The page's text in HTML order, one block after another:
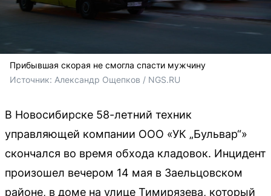
Прибывшая скорая не смогла спасти мужчину
Источник: Александр Ощепков / NGS.RU
В Новосибирске 58-летний техник
управляющей компании ООО «УК „Бульвар“»
скончался во время обхода кладовок. Инцидент
произошел вечером 14 мая в Заельцовском
районе, в доме на улице Тимирязева, который